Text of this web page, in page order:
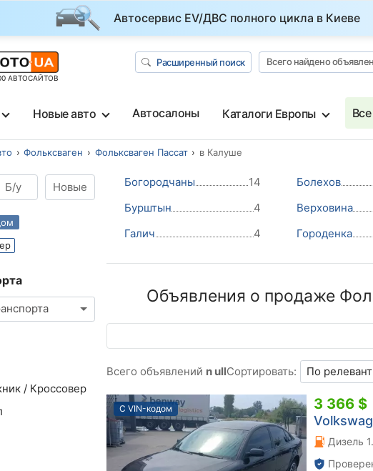
Автосервис EV/ДВС полного цикла в Киеве
АВТОСАЙТОВ
Расширенный поиск Всего найдено
Новые авто Автосалоны Каталоги Европы
Фольксваген Фольксваген Пассат в Калуше
Б/у Новые
/ Кроссовер
Богородчаны 14 Болехов
Бурштын
4 Верховина
Галич
4 Городенка
Объявления о продаже
Всего объявлений n ullСортировать:
С VIN-кодом 3 366 $